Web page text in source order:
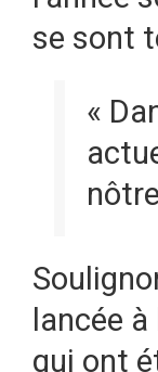
se sont
«
lancée
qui ont